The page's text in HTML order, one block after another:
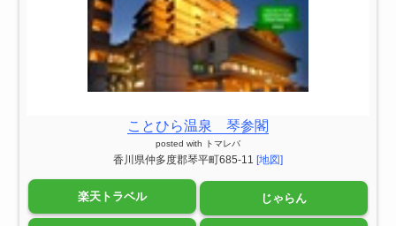
ことひら温泉 琴参閣
posted with トマレバ
香川県仲多度郡琴平町685-11 [地図]
楽天トラベル じゃらん